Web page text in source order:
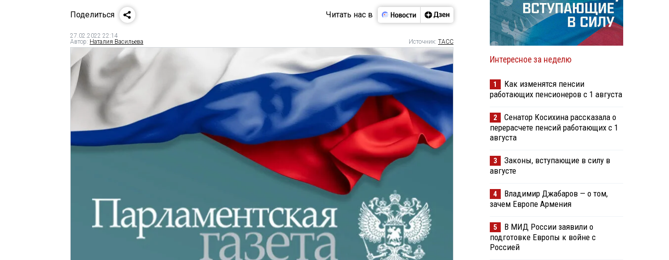
Поделиться Читать нас в
27.02.2022 22:14
Автор: Наталия Васильева Источник: ТАСС
Интересное за неделю
1
Как изменятся пенсии
работающих пенсионеров с 1 августа
2
Сенатор Косихина рассказала о
перерасчете пенсий работающих с 1
августа
3
Законы, вступающие в силу в
августе
4
Владимир Джабаров — о том,
зачем Европе Армения
5
В МИД России заявили о
подготовке Европы к войне с
Россией